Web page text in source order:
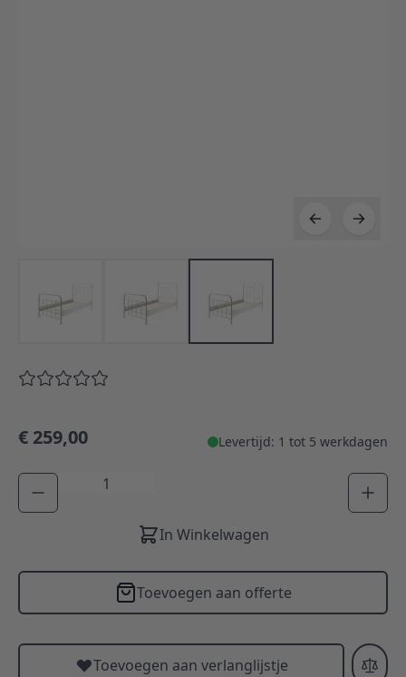
€ 259,00 Levertijd: 1 tot 5 werkdagen
Aantal
In Winkelwagen
Toevoegen aan offerte
Toevoegen aan verlanglijstje